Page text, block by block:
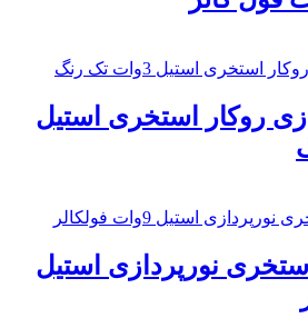
روکار استخری استیل
نورپردازی استیل